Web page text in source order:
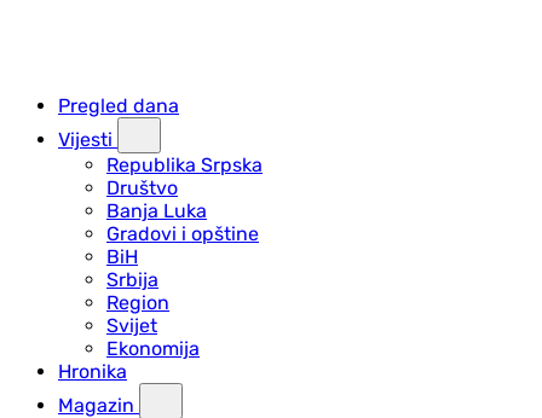
Pregled dana
Vijesti
Republika Srpska
Društvo
Banja Luka
Gradovi i opštine
BiH
Srbija
Region
Svijet
Ekonomija
Hronika
Magazin